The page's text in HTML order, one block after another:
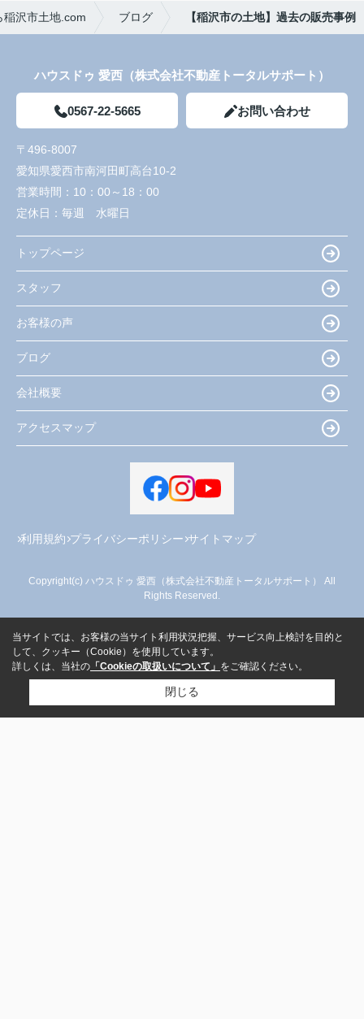
沢市土地.com ブログ 【稲沢市の土地】過去の販売事例
ハウスドゥ 愛西（株式会社不動産トータルサポート）
0567-22-5665 お問い合わせ
〒496-8007
愛知県愛西市南河田町高台10-2
営業時間： 10：00～18：00
定休日： 毎週 水曜日
トップページ
スタッフ
お客様の声
ブログ
会社概要
アクセスマップ
利用規約 プライバシーポリシー サイトマップ
Copyright(c) ハウスドゥ 愛西（株式会社不動産トータルサポート） All
Rights Reserved.
当サイトでは、お客様の当サイト利用状況把握、サービス向上検討を目的と
して、クッキー（Cookie）を使用しています。
詳しくは、当社の 「Cookieの取扱いについて」 をご確認ください。
閉じる